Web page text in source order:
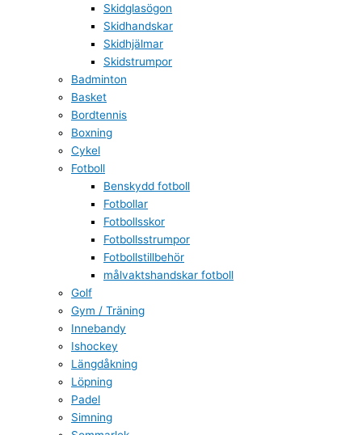
Skidglasögon
Skidhandskar
Skidhjälmar
Skidstrumpor
Badminton
Basket
Bordtennis
Boxning
Cykel
Fotboll
Benskydd fotboll
Fotbollar
Fotbollsskor
Fotbollsstrumpor
Fotbollstillbehör
målvaktshandskar fotboll
Golf
Gym / Träning
Innebandy
Ishockey
Längdåkning
Löpning
Padel
Simning